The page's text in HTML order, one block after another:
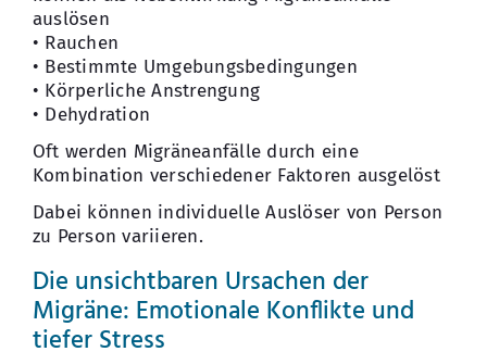
auslösen
• Rauchen
• Bestimmte Umgebungsbedingungen
• Körperliche Anstrengung
• Dehydration
Oft werden Migräneanfälle durch eine
Kombination verschiedener Faktoren ausgelöst
Dabei können individuelle Auslöser von Person
zu Person variieren.
Die unsichtbaren Ursachen der
Migräne: Emotionale Konflikte und
tiefer Stress